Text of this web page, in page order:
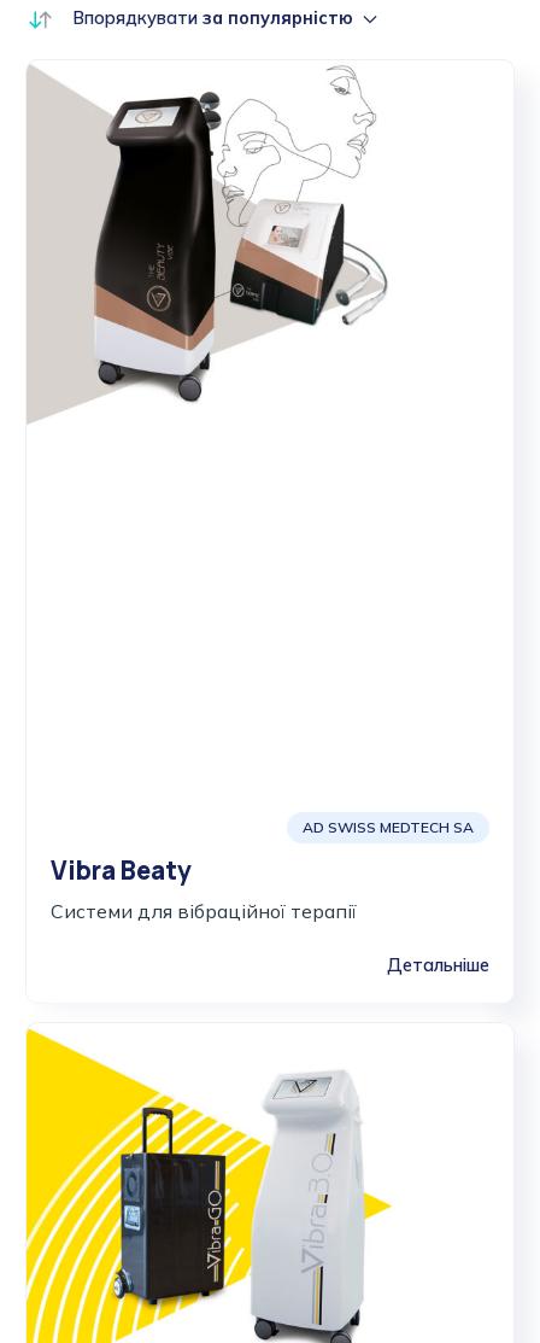
Впорядкувати за популярністю
AD SWISS MEDTECH SA
Vibra Beaty
Системи для вібраційної терапії
Детальніше